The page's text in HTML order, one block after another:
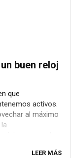
buen reloj
que
activos.
al máximo
LEER MÁS